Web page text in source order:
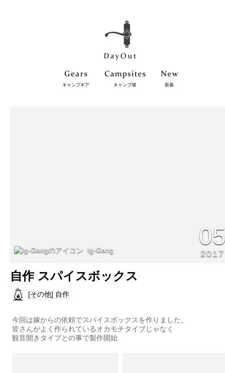
キャンプギア キャンプ場 新着
Ig-Gang 2017
自作 スパイスボックス
[その他] 自作
今回は嫁からの依頼でスパイスボックスを作りました。
皆さんがよく作られているオカモチタイプじゃなく
観音開きタイプとの事で製作開始